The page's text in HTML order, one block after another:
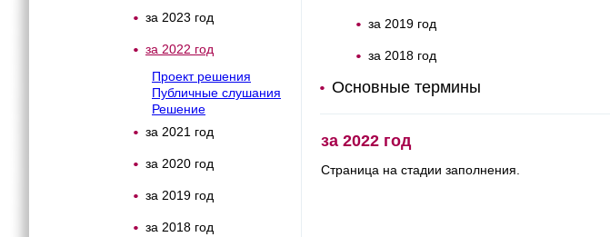
за 2023 год
за 2022 год
Проект решения
Публичные слушания
Решение
за 2021 год
за 2020 год
за 2019 год
за 2018 год
за 2019 год
за 2018 год
Основные термины
за 2022 год
Страница на стадии заполнения.